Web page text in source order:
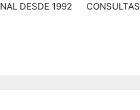
DESDE 1992 CONSULTAS